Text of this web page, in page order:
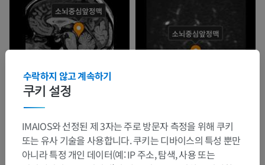
쿠키 설정
수락하지 않고 계속하기
IMAIOS와 선정된 제 3자는 주로 방문자 측정을 위해 쿠키
또는 유사 기술을 사용합니다. 쿠키는 디바이스의 특성 뿐만
아니라 특정 개인 데이터(예: IP 주소, 탐색, 사용 또는